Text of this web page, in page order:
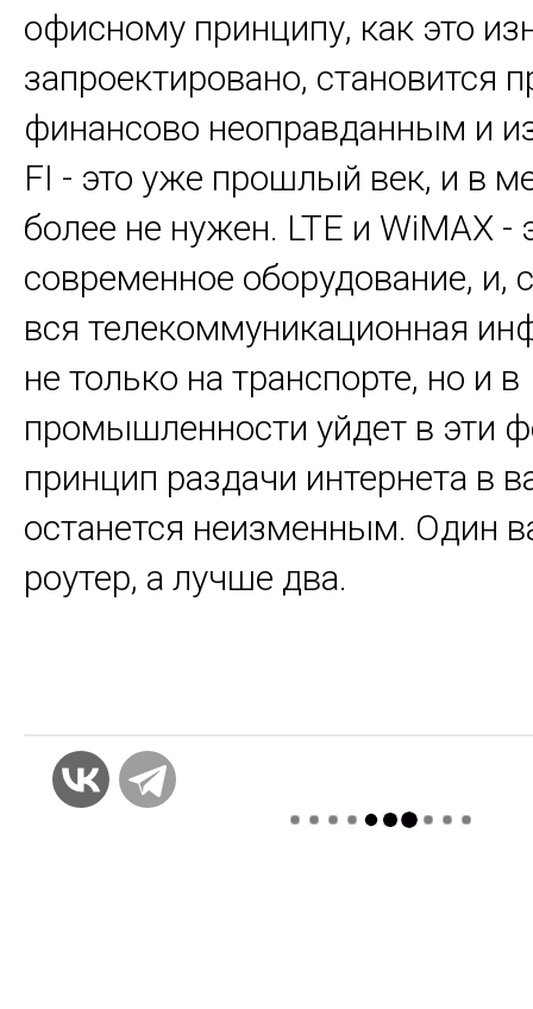
офисному принципу, как это
запроектировано, становится
финансово неоправданным и
FI - это уже прошлый век, и в
более не нужен. LTE и WiMAX -
современное оборудование, и,
вся телекоммуникационная
не только на транспорте, но и в
промышленности уйдет в эти
принцип раздачи интернета в
останется неизменным. Один
роутер, а лучше два.